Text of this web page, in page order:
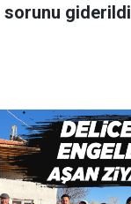
sorunu giderildi